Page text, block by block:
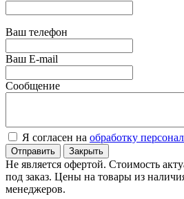
Ваш телефон
Ваш E-mail
Сообщение
Я согласен на обработку
Отправить Закрыть
Не является офертой. Стоимость
под заказ. Цены на товары из
менеджеров.